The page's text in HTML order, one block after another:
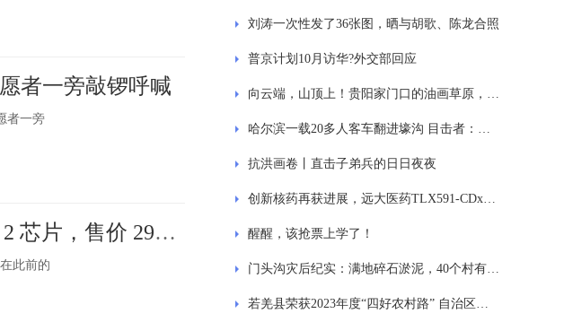
者一旁敲锣呼喊
者一旁
芯片，售价 299
此前的
刘涛一次性发了36张图，晒与胡歌、陈龙合照
普京计划10月访华?外交部回应
向云端，山顶上！贵阳家门口的油画草原，超适合避暑遛娃
哈尔滨一载20多人客车翻进壕沟 目击者：与三轮车碰撞
抗洪画卷丨直击子弟兵的日日夜夜
创新核药再获进展，远大医药TLX591-CDx国内III期临床完成首例患者入组给药，海外上市一年累计销售超17亿人民币
醒醒，该抢票上学了！
门头沟灾后纪实：满地碎石淤泥，40个村有序重建
若羌县荣获2023年度“四好农村路” 自治区示范县称号